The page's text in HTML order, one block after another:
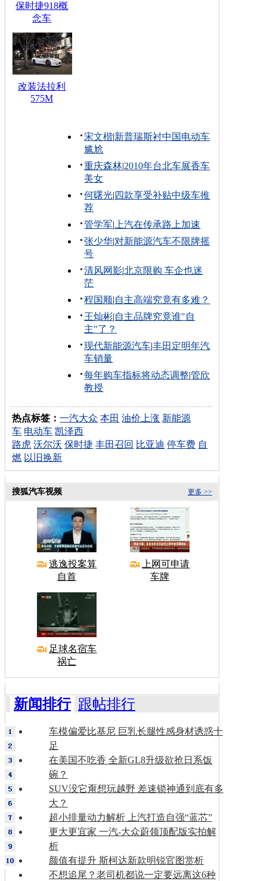
保时捷918概
念车
改装法拉利
575M
宋文楷|新普瑞斯衬中国电动车
尴尬
重庆森林|2010年台北车展香车
美女
何曙光| 四款享受补贴中级车推
荐
管学军| 上汽在传承路上加速
张少华|对新能源汽车不限牌摇
号
清风网影|北京限购 车企也迷
茫
程国顺|自主高端究竟有多难？
王灿彬|自主品牌究竟谁"自
主"了？
现代新能源汽车|丰田定明年汽
车销量
每年购车指标将动态调整|管欣
教授
热点标签：一汽大众 本田 油价上涨 新能源
车 电动车 凯泽西
路虎 沃尔沃 保时捷 丰田召回 比亚迪 停车费 自
燃 以旧换新
更多 >>
搜狐汽车视频
逃逸投案算
自首
上网可申请
车牌
足球名宿车
祸亡
新闻排行 跟帖排行
车模偏爱比基尼 巨乳长腿性感身材诱惑十
足
在美国不吃香 全新GL8升级欲抢日系饭
碗？
SUV没它甭想玩越野 差速锁神通到底有多
大？
超小排量动力解析 上汽打造自强“蓝芯”
更大更宜家 一汽-大众蔚领顶配版实拍解
析
颜值有提升 斯柯达新款明锐官图赏析
不想追尾？老司机都说一定要远离这6种